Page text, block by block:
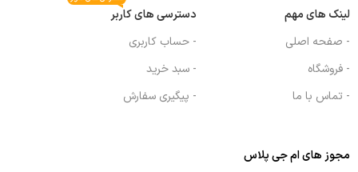
لینک های مهم
- صفحه اصلی
- فروشگاه
- تماس با ما
دسترسی های کاربر
- حساب کاربری
- سبد خرید
- پیگیری سفارش
مجوز های ام جی پلاس